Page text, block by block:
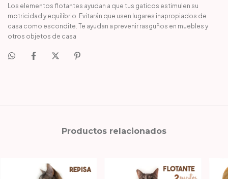
Los elementos flotantes ayudan a que tus gaticos estimulen su
motricidad y equilibrio. Evitarán que usen lugares inapropiados de
casa como escondite. Te ayudan a prevenir rasguños en muebles y
otros objetos de casa
Productos relacionados